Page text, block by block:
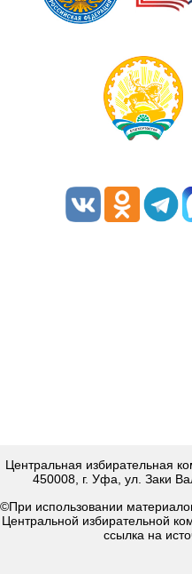
Центральная избирательная
450008, г. Уфа, ул. Заки
©При использовании
Центральной избирательной
ссылка на